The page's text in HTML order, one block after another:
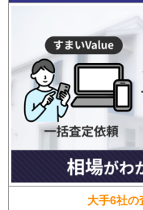
大手6社の